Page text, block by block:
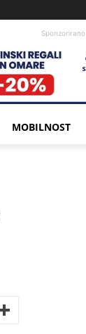
Sponzorirano
MOBILNOST